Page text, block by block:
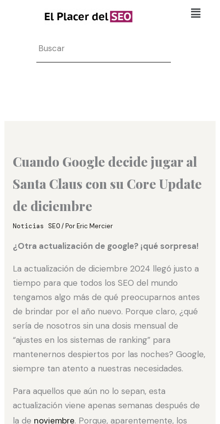
Cuando Google decide jugar al
Santa Claus con su Core Update
de diciembre
Noticias SEO/ PorEric Mercier
¿Otra actualización de google? ¡qué sorpresa!
La actualización de diciembre 2024 llegó justo a
tiempo para que todos los SEO del mundo
tengamos algo más de qué preocuparnos antes
de brindar por el año nuevo. Porque claro, ¿qué
sería de nosotros sin una dosis mensual de
“ajustes en los sistemas de ranking” para
mantenernos despiertos por las noches? Google,
siempre tan atento a nuestras necesidades.
Para aquellos que aún no lo sepan, esta
actualización viene apenas semanas después de
la de noviembre. Porque, aparentemente, los